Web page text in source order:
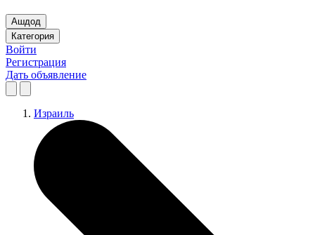
Ашдод
Категория
Войти
Регистрация
Дать объявление
Израиль